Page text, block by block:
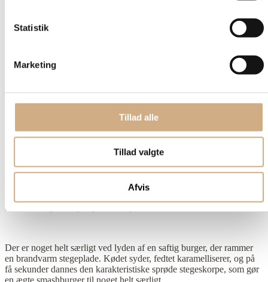
Statistik
Marketing
Tillad alle
Tillad valgte
Afvis
Effektive bio-optændingsruller i træuld
Vælg muligheder
Dette vare har flere varianter. Mulighederne
Beskrivelse
Yderligere information
HEAT Smashburger-sæt – 5 dele
Skab den ægte burgeroplevelse hjemme i haven.
Der er noget helt særligt ved lyden af en saftig burger, der rammer
en brandvarm stegeplade. Kødet syder, fedtet karamelliserer, og på
få sekunder dannes den karakteristiske sprøde stegeskorpe, som gør